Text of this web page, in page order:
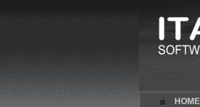
HOME